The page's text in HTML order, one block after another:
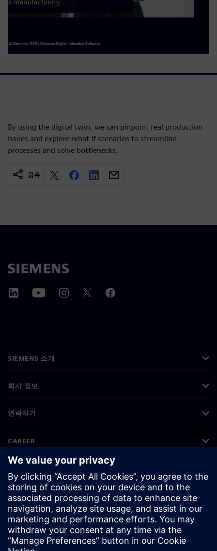
By using the digital twin, we can pinpoint real production
issues and explore what-if scenarios to streamline
processes and solve bottlenecks.
공유
SIEMENS 소개
회사 정보
연락하기
CAREER
©Siemens 2026
기업 정보
개인정보 처리방침